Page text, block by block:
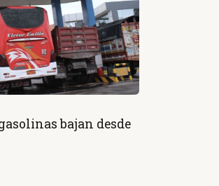
bajan desde